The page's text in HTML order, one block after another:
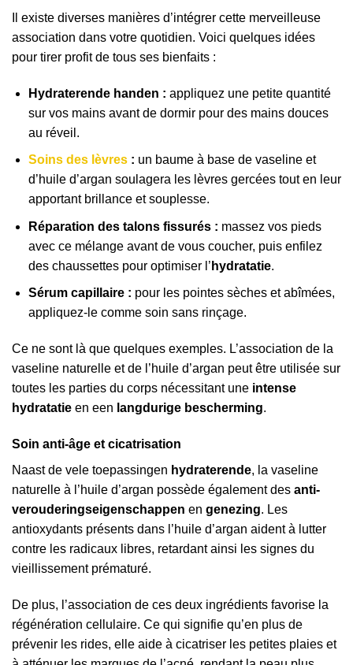
Il existe diverses manières d’intégrer cette merveilleuse
association dans votre quotidien. Voici quelques idées
pour tirer profit de tous ses bienfaits :
Hydraterende handen : appliquez une petite quantité
sur vos mains avant de dormir pour des mains douces
au réveil.
Soins des lèvres: un baume à base de vaseline et
d’huile d’argan soulagera les lèvres gercées tout en leur
apportant brillance et souplesse.
Réparation des talons fissurés : massez vos pieds
avec ce mélange avant de vous coucher, puis enfilez
des chaussettes pour optimiser l’ hydratatie.
Sérum capillaire : pour les pointes sèches et abîmées,
appliquez-le comme soin sans rinçage.
Ce ne sont là que quelques exemples. L’association de la
vaseline naturelle et de l’huile d’argan peut être utilisée sur
toutes les parties du corps nécessitant une intense
hydratatie en een langdurige bescherming.
Soin anti-âge et cicatrisation
Naast de vele toepassingen hydraterende, la vaseline
naturelle à l’huile d’argan possède également des anti-
verouderingseigenschappen en genezing. Les
antioxydants présents dans l’huile d’argan aident à lutter
contre les radicaux libres, retardant ainsi les signes du
vieillissement prématuré.
De plus, l’association de ces deux ingrédients favorise la
régénération cellulaire. Ce qui signifie qu’en plus de
prévenir les rides, elle aide à cicatriser les petites plaies et